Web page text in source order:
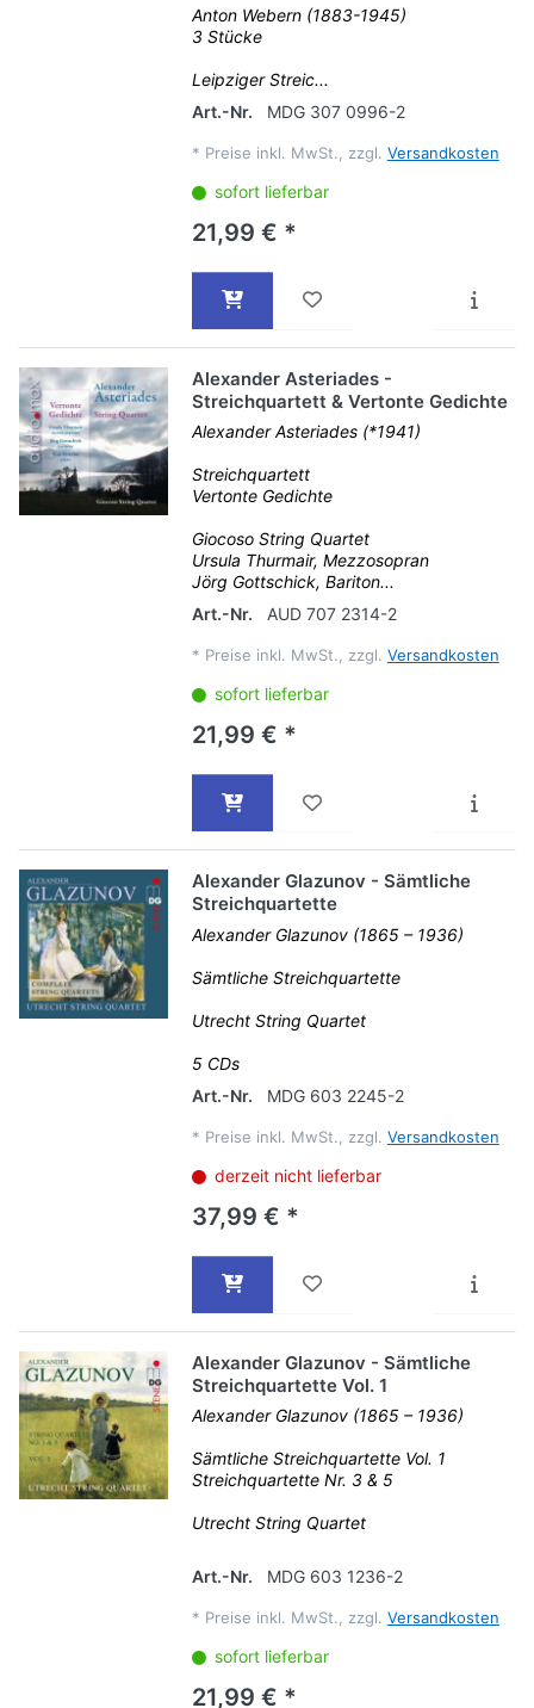
Anton Webern (1883-1945)
3 Stücke
Leipziger Streic...
Art.-Nr.
MDG 307 0996-2
* Preise inkl. MwSt., zzgl. Versandkosten
sofort lieferbar
21,99 € *
Alexander Asteriades -
Streichquartett & Vertonte Gedichte
Alexander Asteriades (*1941)
Streichquartett
Vertonte Gedichte
Giocoso String Quartet
Ursula Thurmair, Mezzosopran
Jörg Gottschick, Bariton...
Art.-Nr.
AUD 707 2314-2
* Preise inkl. MwSt., zzgl. Versandkosten
sofort lieferbar
21,99 € *
Alexander Glazunov - Sämtliche
Streichquartette
Alexander Glazunov (1865 – 1936)
Sämtliche Streichquartette
Utrecht String Quartet
5 CDs
Art.-Nr.
MDG 603 2245-2
* Preise inkl. MwSt., zzgl. Versandkosten
derzeit nicht lieferbar
37,99 € *
Alexander Glazunov - Sämtliche
Streichquartette Vol. 1
Alexander Glazunov (1865 – 1936)
Sämtliche Streichquartette Vol. 1
Streichquartette Nr. 3 & 5
Utrecht String Quartet
Art.-Nr. MDG 603 1236-2
* Preise inkl. MwSt., zzgl. Versandkosten
sofort lieferbar
21,99 € *